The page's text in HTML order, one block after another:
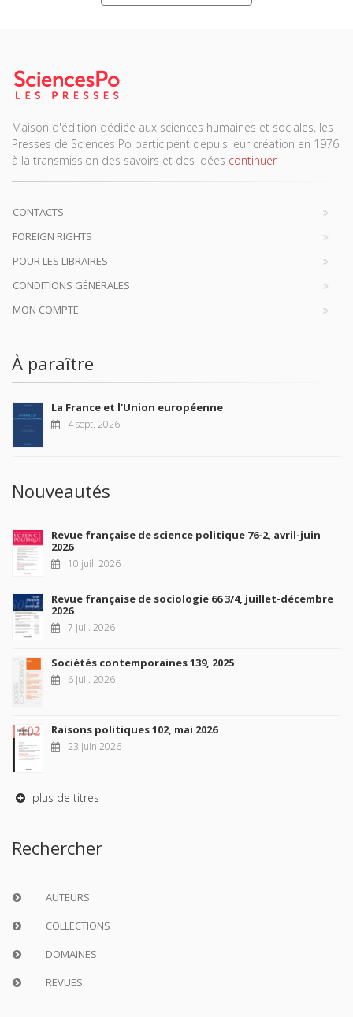
Maison d'édition dédiée aux sciences humaines et sociales, les
Presses de Sciences Po participent depuis leur création en 1976
à la transmission des savoirs et des idées continuer
CONTACTS
FOREIGN RIGHTS
POUR LES LIBRAIRES
CONDITIONS GÉNÉRALES
MON COMPTE
À paraître
La France et l'Union européenne
4 sept. 2026
Nouveautés
Revue française de science politique 76-2, avril-juin
2026
10 juil. 2026
Revue française de sociologie 66 3/4, juillet-décembre
2026
7 juil. 2026
Sociétés contemporaines 139, 2025
6 juil. 2026
Raisons politiques 102, mai 2026
23 juin 2026
plus de titres
Rechercher
AUTEURS
COLLECTIONS
DOMAINES
REVUES